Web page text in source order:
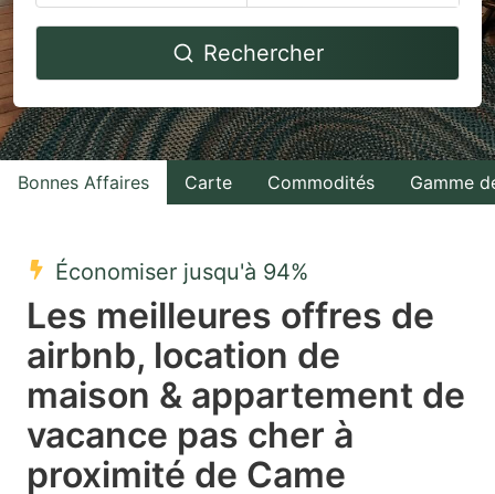
Navigate
to
interact
with
the
select
date.
Press
question
mark
Navigate
backward
to
interact
with
the
select
a
date.
Press
question
mark
Rechercher
Bonnes Affaires Carte Commodités Gamme
Économiser jusqu'à 94%
Les meilleures offres de
airbnb, location de
maison & appartement de
vacance pas cher à
proximité de Came